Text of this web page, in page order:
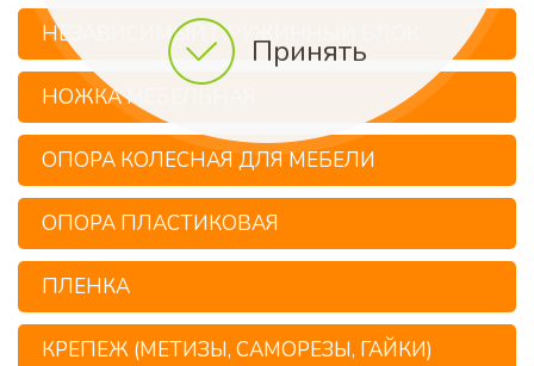
Принять
НЕЗАВИСИМЫЙ ПРУЖИННЫЙ БЛОК
НОЖКА МЕБЕЛЬНАЯ
ОПОРА КОЛЕСНАЯ ДЛЯ МЕБЕЛИ
ОПОРА ПЛАСТИКОВАЯ
ПЛЕНКА
КРЕПЕЖ (МЕТИЗЫ, САМОРЕЗЫ, ГАЙКИ)